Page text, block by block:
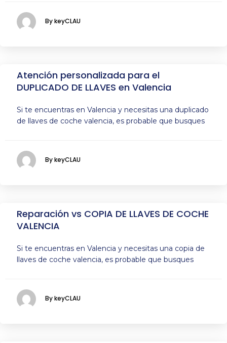
By keyCLAU
Atención personalizada para el
DUPLICADO DE LLAVES en Valencia
Si te encuentras en Valencia y necesitas una duplicado
de llaves de coche valencia, es probable que busques
By keyCLAU
Reparación vs COPIA DE LLAVES DE COCHE
VALENCIA
Si te encuentras en Valencia y necesitas una copia de
llaves de coche valencia, es probable que busques
By keyCLAU